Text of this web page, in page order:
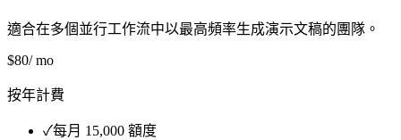
適合在多個並行工作流中以最高頻率生成演示文稿的團隊。
$80/ mo
按年計費
✓每月 15,000 額度